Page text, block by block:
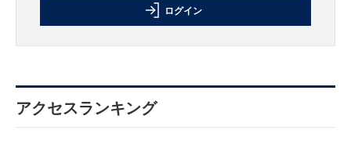
ログイン
アクセスランキング